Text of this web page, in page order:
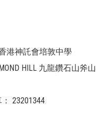
香港神託會培敦中學
HILL 九龍鑽石山斧山
23201344